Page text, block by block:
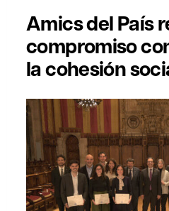
Amics del País
compromiso
la cohesión